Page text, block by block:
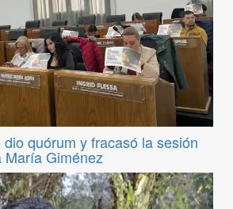
quórum y fracasó la sesión
María Giménez